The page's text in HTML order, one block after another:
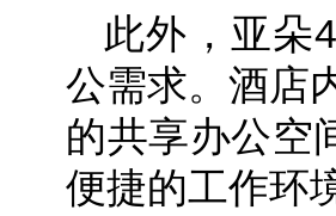
此外，亚朵
公需求。酒店
的共享办公空
便捷的工作环